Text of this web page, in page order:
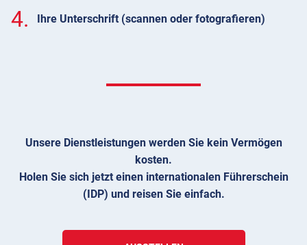
4. Ihre Unterschrift (scannen oder fotografieren)
Unsere Dienstleistungen werden Sie kein Vermögen
kosten.
Holen Sie sich jetzt einen internationalen Führerschein
(IDP) und reisen Sie einfach.